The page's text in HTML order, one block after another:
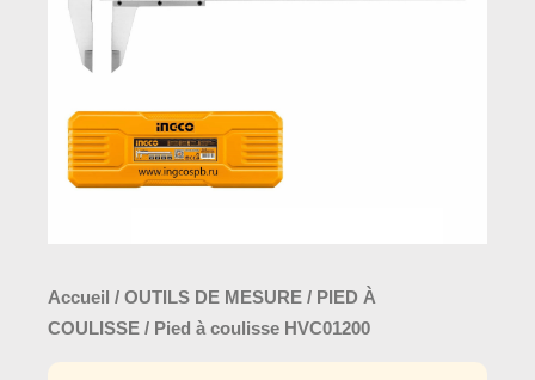
Accueil / OUTILS DE MESURE / PIED À
COULISSE / Pied à coulisse HVC01200